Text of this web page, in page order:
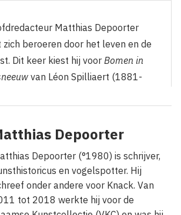
Matthias Depoorter
zich beroeren door het leven en de
Dit keer kiest hij voor Bomen in
van Léon Spilliaert (1881-
Spilliaert geniet vooral
met zijn duistere,
zelfportretten, al is zijn
eigenlijk erg divers. Tijdens zijn
levensjaren was hij gefascineerd
bomen en hun esthetische
Depoorter
Depoorter (°1980) is schrijver,
en vogelspotter. Hij
onder andere voor Knack. Van
tot 2018 werkte hij voor de